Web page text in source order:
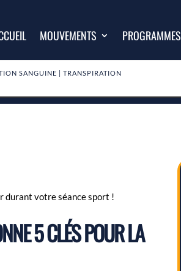
MOUVEMENTS PROGRAMMES
SANGUINE | TRANSPIRATION
durant votre séance sport !
5 CLÉS POUR LA